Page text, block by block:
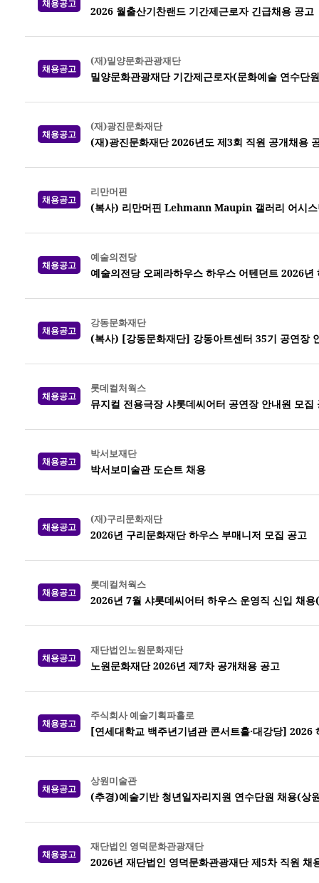
채용공고
2026 월출산기찬랜드 기간제근로자 긴급채용 공고
채용공고
(재)밀양문화관광재단
밀양문화관광재단 기간제근로자(문화예술 연수단
채용공고
(재)광진문화재단
(재)광진문화재단 2026년도 제3회 직원 공개채용
채용공고
리만머핀
(복사) 리만머핀 Lehmann Maupin 갤러리 어시스
채용공고
예술의전당
예술의전당 오페라하우스 하우스 어텐던트 2026
채용공고
강동문화재단
(복사) [강동문화재단] 강동아트센터 35기 공연장
채용공고
롯데컬처웍스
뮤지컬 전용극장 샤롯데씨어터 공연장 안내원 모
채용공고
박서보재단
박서보미술관 도슨트 채용
채용공고
(재)구리문화재단
2026년 구리문화재단 하우스 부매니저 모집 공고
채용공고
롯데컬처웍스
2026년 7월 샤롯데씨어터 하우스 운영직 신입 채
채용공고
재단법인노원문화재단
노원문화재단 2026년 제7차 공개채용 공고
채용공고
주식회사 예술기획파홀로
[연세대학교 백주년기념관 콘서트홀·대강당] 2026
채용공고
상원미술관
(추경)예술기반 청년일자리지원 연수단원 채용(상
채용공고
재단법인 영덕문화관광재단
2026년 재단법인 영덕문화관광재단 제5차 직원 채